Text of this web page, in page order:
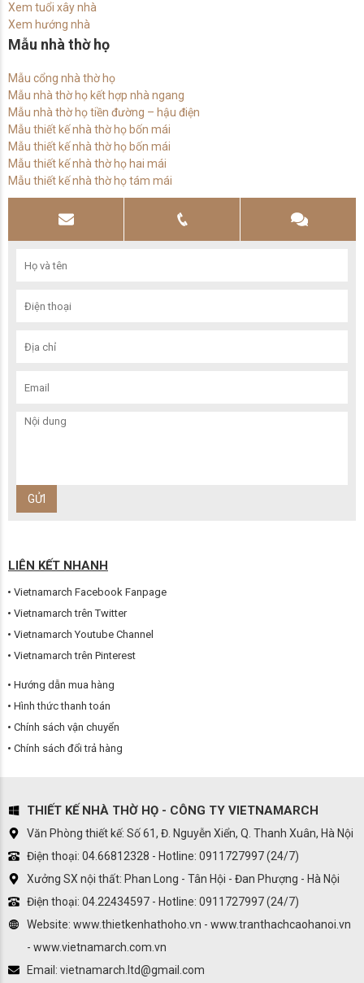
Xem tuổi xây nhà
Xem hướng nhà
Mẫu nhà thờ họ
Mẫu cổng nhà thờ họ
Mẫu nhà thờ họ kết hợp nhà ngang
Mẫu nhà thờ họ tiền đường – hậu điện
Mẫu thiết kế nhà thờ họ bốn mái
Mẫu thiết kế nhà thờ họ bốn mái
Mẫu thiết kế nhà thờ họ hai mái
Mẫu thiết kế nhà thờ họ tám mái
LIÊN KẾT NHANH
Vietnamarch Facebook Fanpage
Vietnamarch trên Twitter
Vietnamarch Youtube Channel
Vietnamarch trên Pinterest
Hướng dẫn mua hàng
Hình thức thanh toán
Chính sách vận chuyển
Chính sách đổi trả hàng
THIẾT KẾ NHÀ THỜ HỌ - CÔNG TY VIETNAMARCH
Văn Phòng thiết kế: Số 61, Đ. Nguyễn Xiển, Q. Thanh Xuân, Hà Nội
Điện thoại: 04.66812328 - Hotline: 0911727997 (24/7)
Xưởng SX nội thất: Phan Long - Tân Hội - Đan Phượng - Hà Nội
Điện thoại: 04.22434597 - Hotline: 0911727997 (24/7)
Website: www.thietkenhathoho.vn - www.tranthachcaohanoi.vn
- www.vietnamarch.com.vn
Email: vietnamarch.ltd@gmail.com